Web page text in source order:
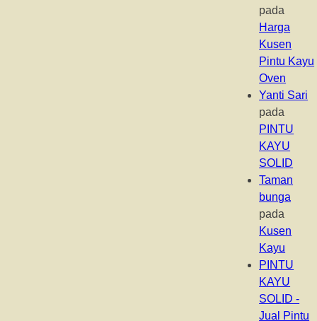
pada
Harga
Kusen
Pintu Kayu
Oven
Yanti Sari
pada
PINTU
KAYU
SOLID
Taman
bunga
pada
Kusen
Kayu
PINTU
KAYU
SOLID -
Jual Pintu